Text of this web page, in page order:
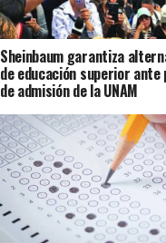
Sheinbaum garantiza
de educación superior ante
de admisión de la UNAM